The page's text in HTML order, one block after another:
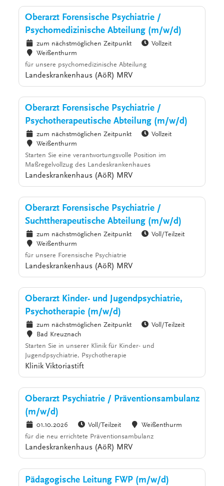
Oberarzt Forensische Psychiatrie /
Psychomedizinische Abteilung (m/w/d)
zum nächstmöglichen Zeitpunkt
Vollzeit
Weißenthurm
für unsere psychomedizinische Abteilung
Landeskrankenhaus (AöR) MRV
Oberarzt Forensische Psychiatrie /
Psychotherapeutische Abteilung (m/w/d)
zum nächstmöglichen Zeitpunkt
Vollzeit
Weißenthurm
Starten Sie eine verantwortungsvolle Position im
Maßregelvollzug des Landeskrankenhaues
Landeskrankenhaus (AöR) MRV
Oberarzt Forensische Psychiatrie /
Suchttherapeutische Abteilung (m/w/d)
zum nächstmöglichen Zeitpunkt
Voll/Teilzeit
Weißenthurm
für unsere Forensische Psychiatrie
Landeskrankenhaus (AöR) MRV
Oberarzt Kinder- und Jugendpsychiatrie,
Psychotherapie (m/w/d)
zum nächstmöglichen Zeitpunkt
Voll/Teilzeit
Bad Kreuznach
Starten Sie in unserer Klinik für Kinder- und
Jugendpsychiatrie, Psychotherapie
Klinik Viktoriastift
Oberarzt Psychiatrie / Präventionsambulanz
(m/w/d)
01.10.2026 Voll/Teilzeit
Weißenthurm
für die neu errichtete Präventionsambulanz
Landeskrankenhaus (AöR) MRV
Pädagogische Leitung FWP (m/w/d)